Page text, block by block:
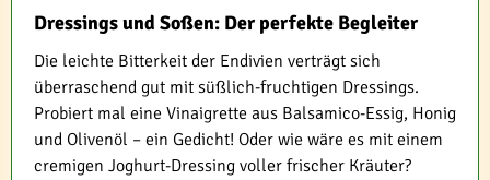
Dressings und Soßen: Der perfekte Begleiter
Die leichte Bitterkeit der Endivien verträgt sich
überraschend gut mit süßlich-fruchtigen Dressings.
Probiert mal eine Vinaigrette aus Balsamico-Essig, Honig
und Olivenöl – ein Gedicht! Oder wie wäre es mit einem
cremigen Joghurt-Dressing voller frischer Kräuter?